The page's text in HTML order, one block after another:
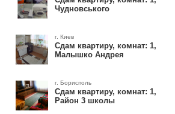
Чудновського
г. Киев
Сдам квартиру, комнат: 1,
Малышко Андрея
г. Борисполь
Сдам квартиру, комнат: 1,
Район 3 школы